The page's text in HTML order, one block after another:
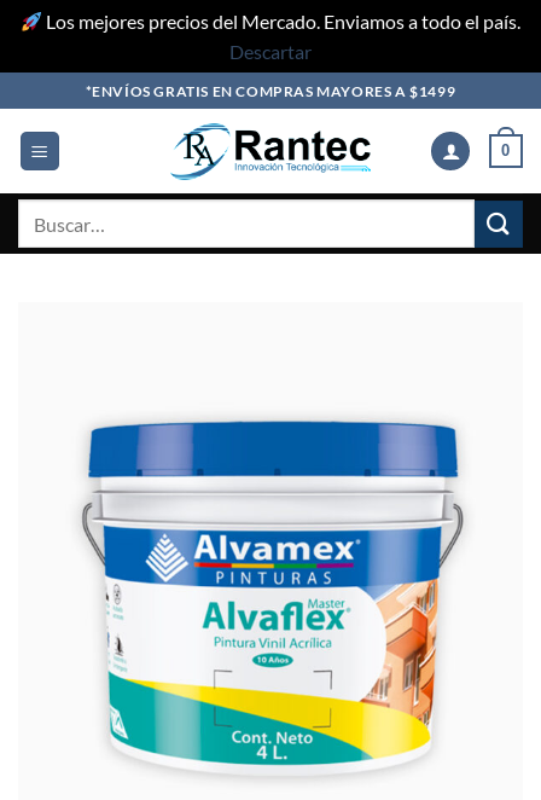
Los mejores precios del Mercado. Enviamos a todo el país.
Descartar
to
content
*ENVÍOS GRATIS EN COMPRAS MAYORES A $1499
0